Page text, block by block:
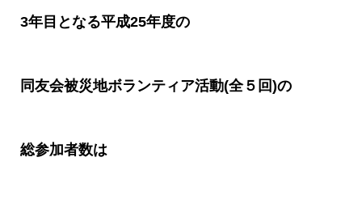
3年目となる平成25年度の
同友会被災地ボランティア活動(全５回)の
総参加者数は